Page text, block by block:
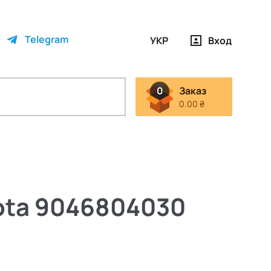
Telegram УКР Вход
0 Заказ
0.00 ₴
9046804030